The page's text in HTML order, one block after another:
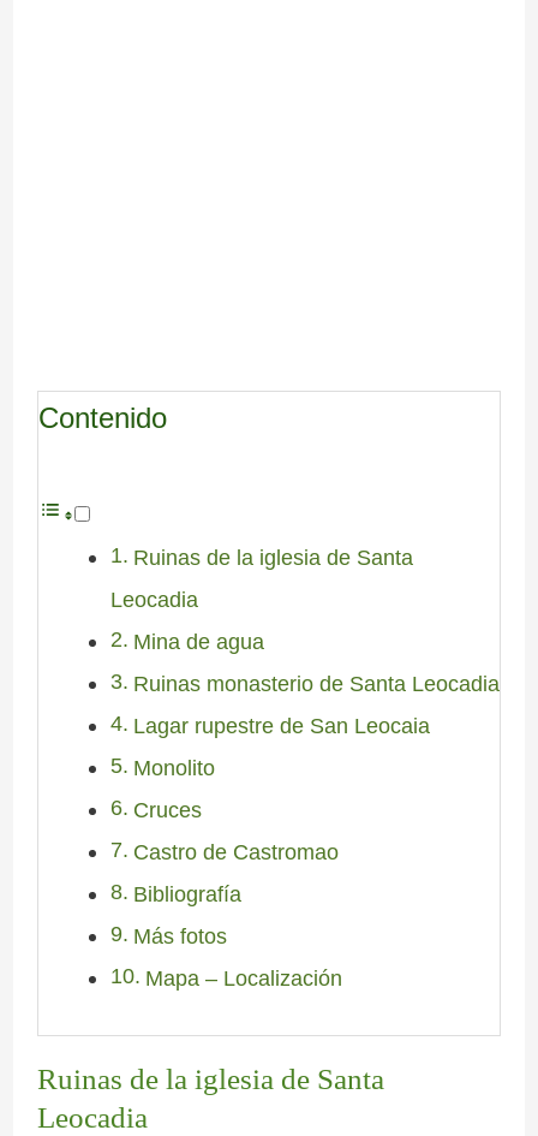
Contenido
Ruinas de la iglesia de Santa
Leocadia
Mina de agua
Ruinas monasterio de Santa Leocadia
Lagar rupestre de San Leocaia
Monolito
Cruces
Castro de Castromao
Bibliografía
Más fotos
Mapa – Localización
Ruinas de la iglesia de Santa
Leocadia